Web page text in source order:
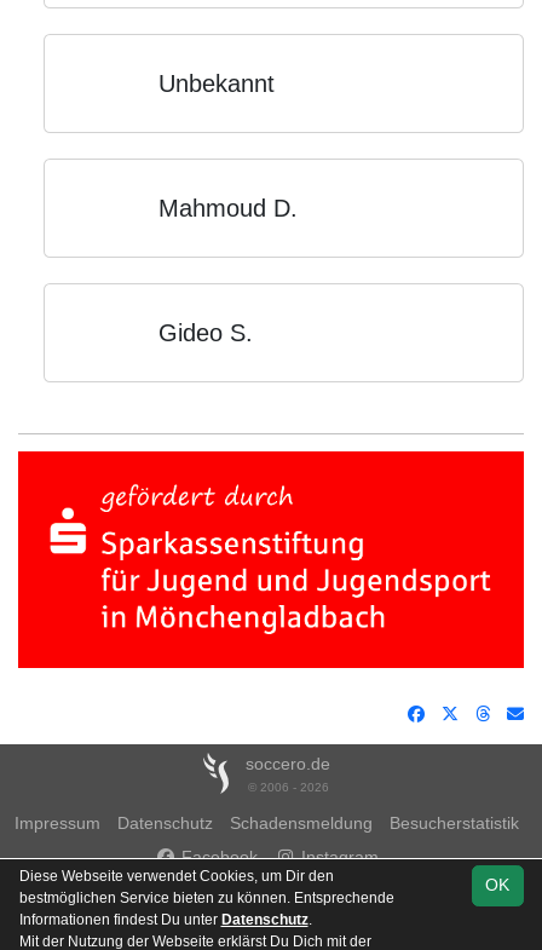
Unbekannt
Mahmoud D.
Gideo S.
soccero.de
© 2006 - 2026
Impressum Datenschutz Schadensmeldung
Besucherstatistik
Facebook
Instagram
OK
Diese Webseite verwendet Cookies, um Dir den
bestmöglichen Service bieten zu können. Entsprechende
Informationen findest Du unter Datenschutz.
Mit der Nutzung der Webseite erklärst Du Dich mit der